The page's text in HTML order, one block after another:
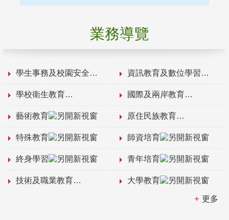
業務導覽
學生事務及校園安全 資訊教育及數位學習
學校衛生教育 國際及兩岸教育
藝術教育 原住民族教育
特殊教育 師資培育
終身學習 青年培育
技術及職業教育 大學教育
更多